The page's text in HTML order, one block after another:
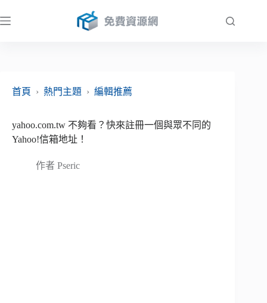
至
首頁
› 熱門主題 › 編輯推薦
yahoo.com.tw 不夠看？快來註冊一個與眾不同的
Yahoo!信箱地址！
作者 Pseric